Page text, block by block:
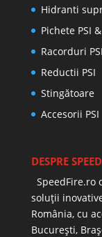
Hidranti
Pichete PSI
Racorduri PSI
Reductii PSI
Stingătoare
Accesorii PSI
DESPRE
SpeedFire.ro
soluții
România, cu
București,